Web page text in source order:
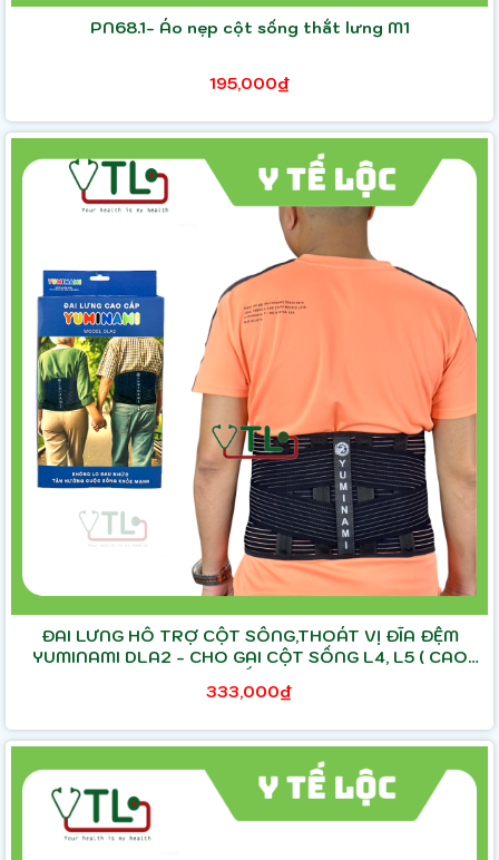
PN68.1- Áo nẹp cột sống thắt lưng M1
195,000₫
ĐAI LƯNG HỖ TRỢ CỘT SỐNG,THOÁT VỊ ĐĨA ĐỆM
YUMINAMI DLA2 - CHO GAI CỘT SỐNG L4, L5 ( CAO
333,000₫